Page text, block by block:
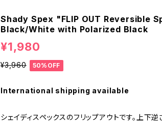
Shady Spex "FLIP OUT Reversible
Black/White with Polarized Black
¥1,980
¥3,960 50%OFF
International shipping available
シェイディスペックスのフリップアウトです。上下